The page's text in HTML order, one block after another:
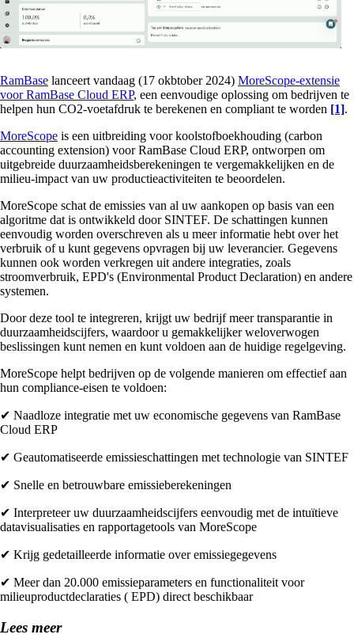
RamBase lanceert vandaag (17 okbtober 2024) MoreScope-extensie
voor RamBase Cloud ERP, een eenvoudige oplossing om bedrijven te
helpen hun CO2-voetafdruk te berekenen en compliant te worden [1].
MoreScope is een uitbreiding voor koolstofboekhouding (carbon
accounting extension) voor RamBase Cloud ERP, ontworpen om
uitgebreide duurzaamheidsberekeningen te vergemakkelijken en de
milieu-impact van uw productieactiviteiten te beoordelen.
MoreScope schat de emissies van al uw aankopen op basis van een
algoritme dat is ontwikkeld door SINTEF. De schattingen kunnen
eenvoudig worden overschreven als u meer informatie hebt over het
verbruik of u kunt gegevens opvragen bij uw leverancier. Gegevens
kunnen ook worden verkregen uit andere integraties, zoals
stroomverbruik, EPD's (Environmental Product Declaration) en andere
systemen.
Door deze tool te integreren, krijgt uw bedrijf meer transparantie in
duurzaamheidscijfers, waardoor u gemakkelijker weloverwogen
beslissingen kunt nemen en kunt voldoen aan de huidige regelgeving.
MoreScope helpt bedrijven op de volgende manieren om effectief aan
hun compliance-eisen te voldoen:
✔ Naadloze integratie met uw economische gegevens van RamBase
Cloud ERP
✔ Geautomatiseerde emissieschattingen met technologie van SINTEF
✔ Snelle en betrouwbare emissieberekeningen
✔ Interpreteer uw duurzaamheidscijfers eenvoudig met de intuïtieve
datavisualisaties en rapportagetools van MoreScope
✔ Krijg gedetailleerde informatie over emissiegegevens
✔ Meer dan 20.000 emissieparameters en functionaliteit voor
milieuproductdeclaraties ( EPD) direct beschikbaar
Lees meer